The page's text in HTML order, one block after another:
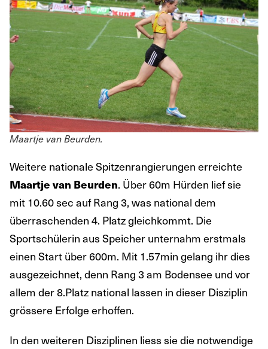
Maartje van Beurden.
Weitere nationale Spitzenrangierungen erreichte
Maartje van Beurden. Über 60m Hürden lief sie
mit 10.60 sec auf Rang 3, was national dem
überraschenden 4. Platz gleichkommt. Die
Sportschülerin aus Speicher unternahm erstmals
einen Start über 600m. Mit 1.57min gelang ihr dies
ausgezeichnet, denn Rang 3 am Bodensee und vor
allem der 8.Platz national lassen in dieser Disziplin
grössere Erfolge erhoffen.
In den weiteren Disziplinen liess sie die notwendige